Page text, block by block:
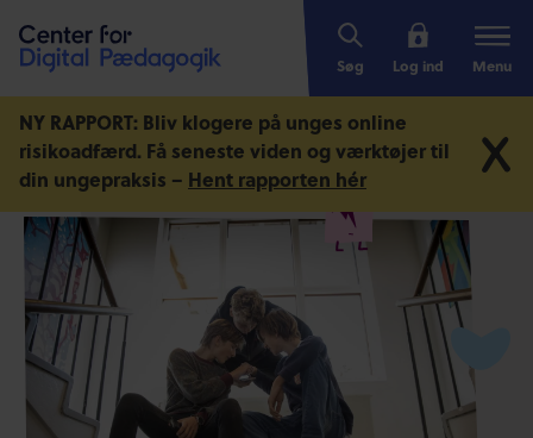
Søg Log ind Menu
NY RAPPORT: Bliv klogere på unges online
risikoadfærd. Få seneste viden og værktøjer til
din ungepraksis – Hent rapporten hér